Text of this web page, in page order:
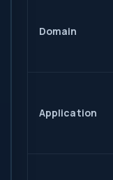
Domain
Application